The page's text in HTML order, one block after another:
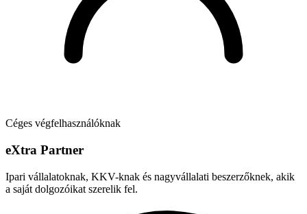
Céges végfelhasználóknak
eXtra Partner
Ipari vállalatoknak, KKV-knak és nagyvállalati beszerzőknek, akik
a saját dolgozóikat szerelik fel.